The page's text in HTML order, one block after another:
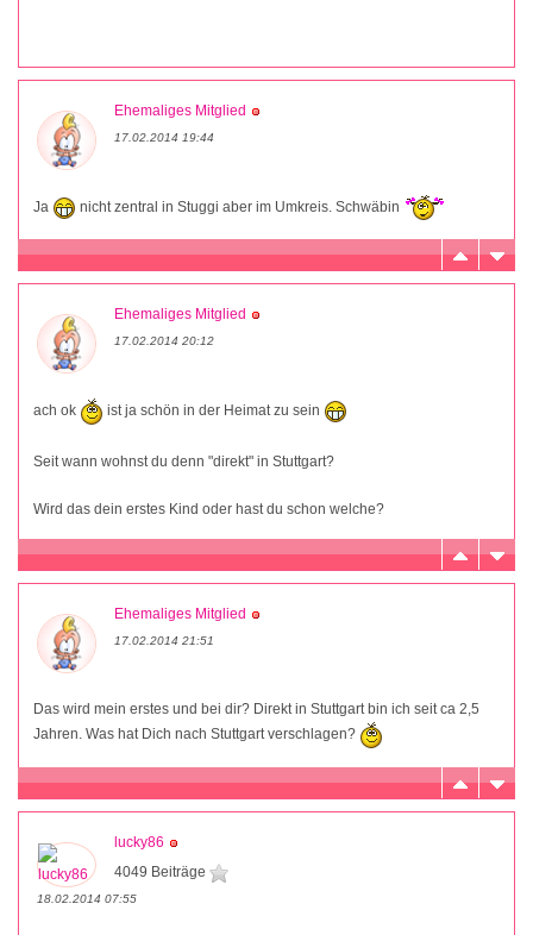
Ehemaliges Mitglied
17.02.2014 19:44
Ja nicht zentral in Stuggi aber im Umkreis. Schwäbin
Ehemaliges Mitglied
17.02.2014 20:12
ach ok ist ja schön in der Heimat zu sein
Seit wann wohnst du denn "direkt" in Stuttgart?
Wird das dein erstes Kind oder hast du schon welche?
Ehemaliges Mitglied
17.02.2014 21:51
Das wird mein erstes und bei dir? Direkt in Stuttgart bin ich seit ca 2,5
Jahren. Was hat Dich nach Stuttgart verschlagen?
lucky86
4049 Beiträge
18.02.2014 07:55